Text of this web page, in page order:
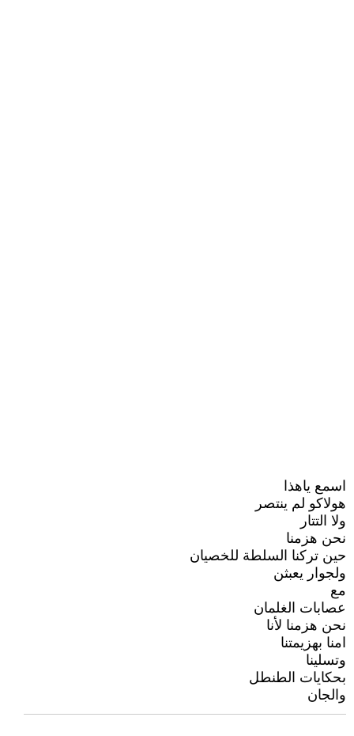
اسمع ياهذا
هولاكو لم ينتصر
ولا التتار
نحن هزمنا
حين تركنا السلطة للخصيان
ولجوار يعبثن
مع
عصابات الغلمان
نحن هزمنا لأنا
امنا بهزيمتنا
وتسلينا
بحكايات الطنطل
والجان